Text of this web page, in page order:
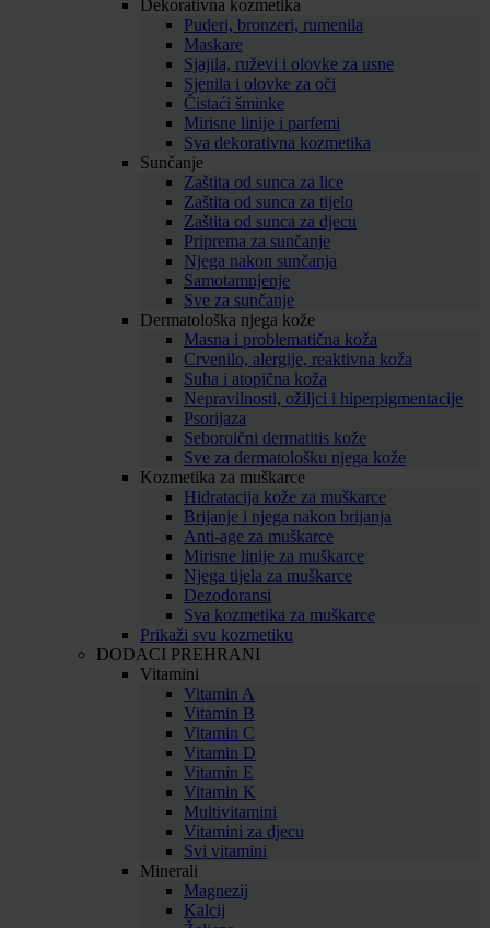
Dekorativna kozmetika
Puderi, bronzeri, rumenila
Maskare
Sjajila, ruževi i olovke za usne
Sjenila i olovke za oči
Čistaći šminke
Mirisne linije i parfemi
Sva dekorativna kozmetika
Sunčanje
Zaštita od sunca za lice
Zaštita od sunca za tijelo
Zaštita od sunca za djecu
Priprema za sunčanje
Njega nakon sunčanja
Samotamnjenje
Sve za sunčanje
Dermatološka njega kože
Masna i problematična koža
Crvenilo, alergije, reaktivna koža
Suha i atopična koža
Nepravilnosti, ožiljci i hiperpigmentacije
Psorijaza
Seboroični dermatitis kože
Sve za dermatološku njega kože
Kozmetika za muškarce
Hidratacija kože za muškarce
Brijanje i njega nakon brijanja
Anti-age za muškarce
Mirisne linije za muškarce
Njega tijela za muškarce
Dezodoransi
Sva kozmetika za muškarce
Prikaži svu kozmetiku
DODACI PREHRANI
Vitamini
Vitamin A
Vitamin B
Vitamin C
Vitamin D
Vitamin E
Vitamin K
Multivitamini
Vitamini za djecu
Svi vitamini
Minerali
Magnezij
Kalcij